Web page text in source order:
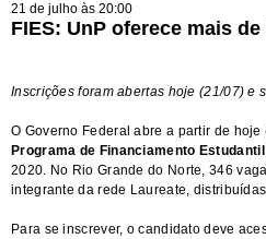
21 de julho às 20:00
FIES: UnP oferece mais
Inscrições foram abertas hoje (21/07) e
O Governo Federal abre a partir de
Programa de Financiamento Estudantil
2020. No Rio Grande do Norte, 346
integrante da rede Laureate,
Para se inscrever, o candidato deve